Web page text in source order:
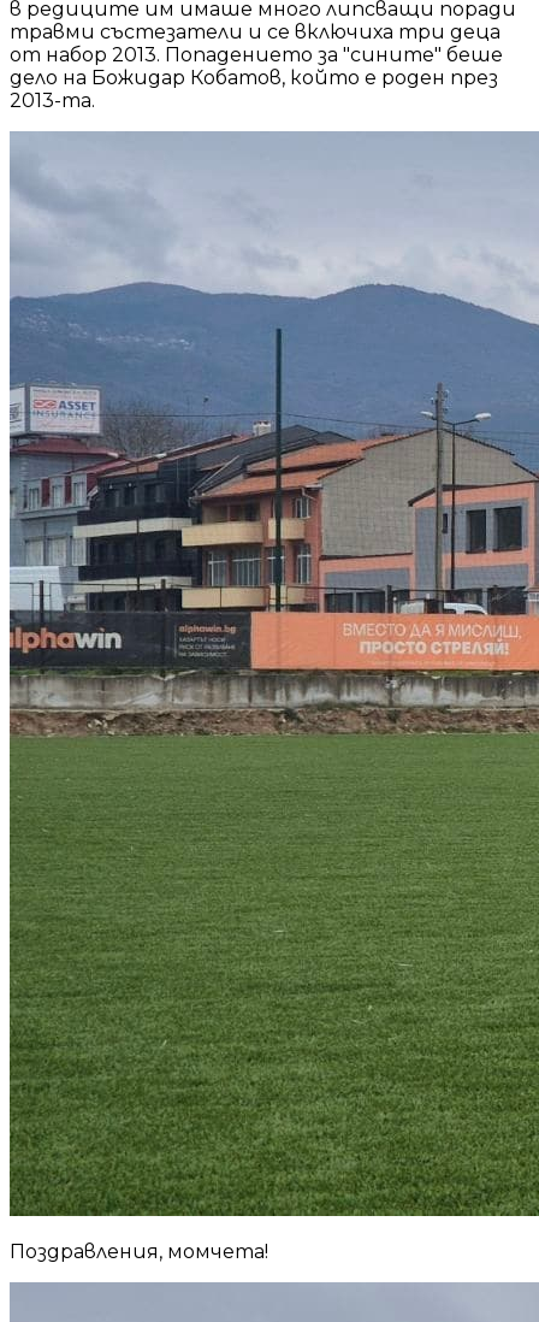
в редиците им имаше много липсващи поради
травми състезатели и се включиха три деца
от набор 2013. Попадението за "сините" беше
дело на Божидар Кобатов, който е роден през
2013-та.
Поздравления, момчета!